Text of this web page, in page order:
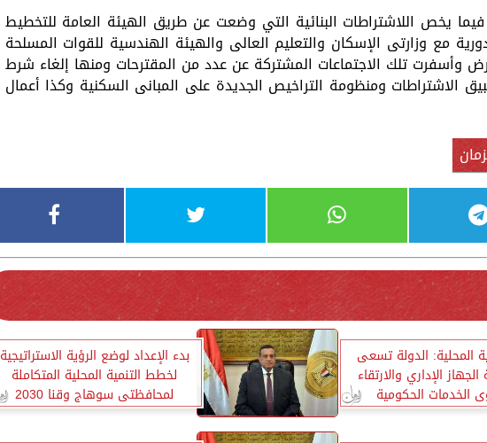
فيما يخص اللاشتراطات البنائية التي وضعت عن طريق الهيئة العامة للتخطيط
مع وزارتى الإسكان والتعليم العالى والهيئة الهندسية للقوات المسلحة
وأسفرت تلك الاجتماعات المشتركة عن عدد من المقترحات ومنها إلغاء شرط
تطبيق الاشتراطات ومنظومة التراخيص الجديدة على المبانى السكنية وكذا أعمال
المحلية: الدولة تسعى
الإداري والارتقاء
الخدمات الحكومية
بدء الإعداد لوضع الرؤية الاستراتيجية
لخطط التنمية المحلية المتكاملة
لمحافظتى سوهاج وقنا 2030